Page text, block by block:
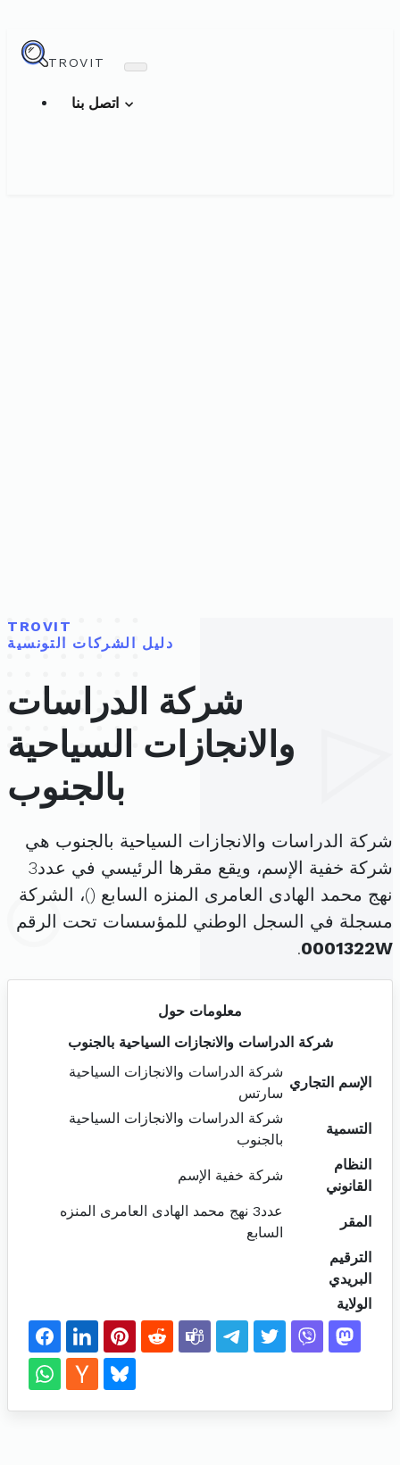
TROVIT
TROVIT
دليل الشركات التونسية
شركة الدراسات
والانجازات السياحية
بالجنوب
شركة الدراسات والانجازات السياحية بالجنوب هي
شركة خفية الإسم، ويقع مقرها الرئيسي في عدد3
نهج محمد الهادى العامرى المنزه السابع ()، الشركة
مسجلة في السجل الوطني للمؤسسات تحت الرقم
0001322W
.
معلومات حول
شركة الدراسات والانجازات السياحية بالجنوب
الإسم التجاري
شركة الدراسات والانجازات السياحية
سارتس
التسمية
شركة الدراسات والانجازات السياحية
بالجنوب
النظام
القانوني
شركة خفية الإسم
المقر
عدد3 نهج محمد الهادى العامرى المنزه
السابع
الترقيم
البريدي
الولاية